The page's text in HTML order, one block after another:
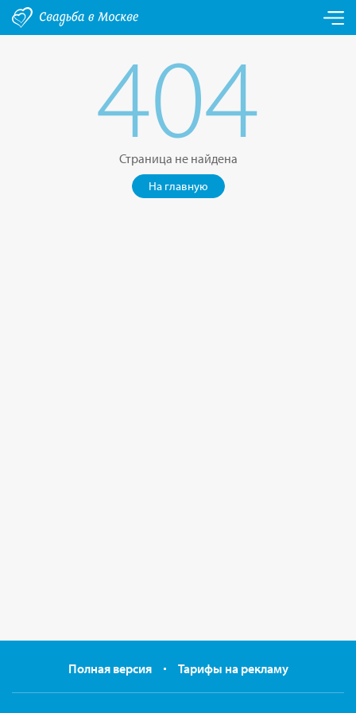
404
Страница не найдена
На главную
Полная версия Тарифы на рекламу